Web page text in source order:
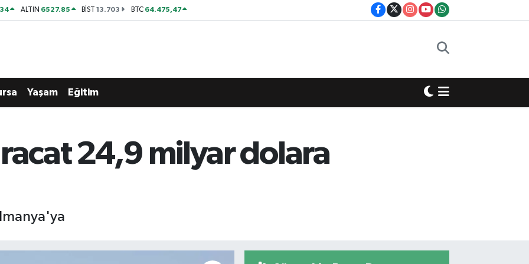
ALTIN 6527.85 BİST13.703 BTC 64.475,47
Yaşam Eğitim
24,9 milyar dolara